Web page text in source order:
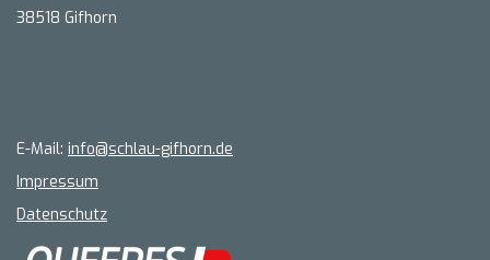
38518 Gifhorn
E-Mail: info@schlau-gifhorn.de
Impressum
Datenschutz